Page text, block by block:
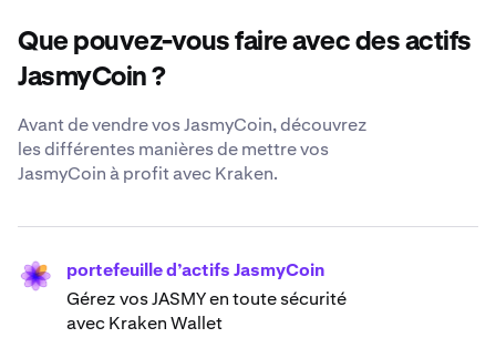
Que pouvez-vous faire avec des actifs
JasmyCoin ?
Avant de vendre vos JasmyCoin, découvrez
les différentes manières de mettre vos
JasmyCoin à profit avec Kraken.
portefeuille d’actifs JasmyCoin
Gérez vos JASMY en toute sécurité
avec Kraken Wallet